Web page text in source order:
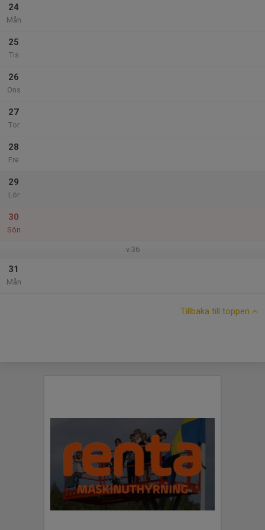
24
Mån
25
Tis
26
Ons
27
Tor
28
Fre
29
Lör
30
Sön
v.36
31
Mån
Tillbaka till toppen